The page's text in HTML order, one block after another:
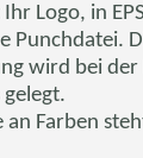
Logo, in
Punchdatei.
wird bei der
an Farben